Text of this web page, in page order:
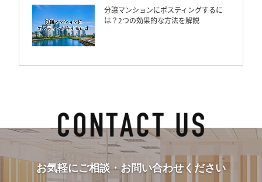
分譲マンションにポスティングするに
は？2つの効果的な方法を解説
お気軽にご相談・お問い合わせください